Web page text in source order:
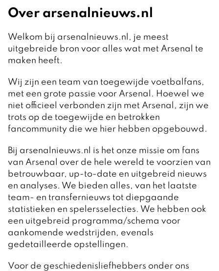
Over arsenalnieuws.nl
Welkom bij arsenalnieuws.nl, je meest
uitgebreide bron voor alles wat met Arsenal te
maken heeft.
Wij zijn een team van toegewijde voetbalfans,
met een grote passie voor Arsenal. Hoewel we
niet officieel verbonden zijn met Arsenal, zijn we
trots op de toegewijde en betrokken
fancommunity die we hier hebben opgebouwd.
Bij arsenalnieuws.nl is het onze missie om fans
van Arsenal over de hele wereld te voorzien van
betrouwbaar, up-to-date en uitgebreid nieuws
en analyses. We bieden alles, van het laatste
team- en transfernieuws tot diepgaande
statistieken en spelersselecties. We hebben ook
een uitgebreid programma/schema voor
aankomende wedstrijden, evenals
gedetailleerde opstellingen.
Voor de geschiedenisliefhebbers onder ons